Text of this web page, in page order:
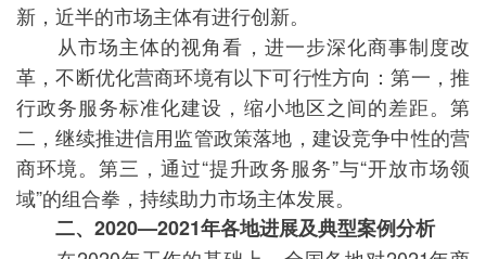
新，近半的市场主体有进行创新。
从市场主体的视角看，进一步深化商事制度改
革，不断优化营商环境有以下可行性方向：第一，推
行政务服务标准化建设，缩小地区之间的差距。第
二，继续推进信用监管政策落地，建设竞争中性的营
商环境。第三，通过“提升政务服务”与“开放市场领
域”的组合拳，持续助力市场主体发展。
二、2020—2021年各地进展及典型案例分析